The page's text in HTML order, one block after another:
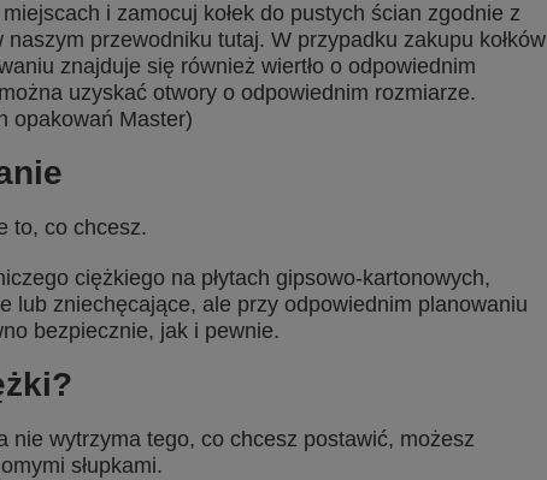
i zamocuj kołek do pustych ścian zgodnie z
przewodniku tutaj. W przypadku zakupu kołków
znajduje się również wiertło o odpowiednim
uzyskać otwory o odpowiednim rozmiarze.
opakowań Master)
to, co chcesz.
ciężkiego na płytach gipsowo-kartonowych,
lub zniechęcające, ale przy odpowiednim planowaniu
bezpiecznie, jak i pewnie.
nie wytrzyma tego, co chcesz postawić, możesz
słupkami.